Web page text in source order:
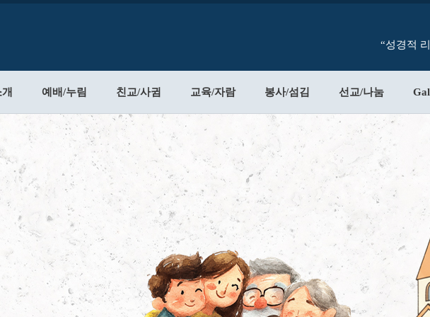
“성경적
예배/누림 친교/사귐 교육/자람 봉사/섬김 선교/나눔